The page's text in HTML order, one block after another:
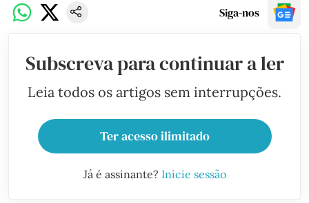
Siga-nos
Subscreva para continuar a ler
Leia todos os artigos sem interrupções.
Ter acesso ilimitado
Já é assinante? Inicie sessão